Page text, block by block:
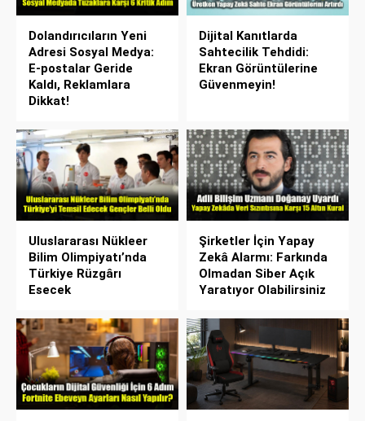
Dolandırıcıların Yeni
Adresi Sosyal Medya:
E-postalar Geride
Kaldı, Reklamlara
Dikkat!
Dijital Kanıtlarda
Sahtecilik Tehdidi:
Ekran Görüntülerine
Güvenmeyin!
Uluslararası Nükleer
Bilim Olimpiyatı’nda
Türkiye Rüzgârı
Esecek
Şirketler İçin Yapay
Zekâ Alarmı: Farkında
Olmadan Siber Açık
Yaratıyor Olabilirsiniz